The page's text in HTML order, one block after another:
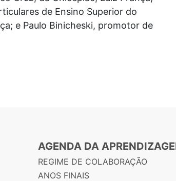
de Ensino Superior do
e Paulo Binicheski, promotor de
AGENDA DA
REGIME DE COLABORAÇÃO
ANOS FINAIS